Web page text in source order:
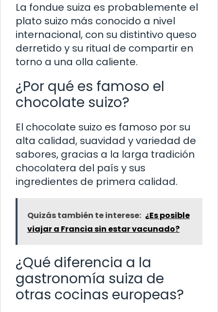
La fondue suiza es probablemente el
plato suizo más conocido a nivel
internacional, con su distintivo queso
derretido y su ritual de compartir en
torno a una olla caliente.
¿Por qué es famoso el
chocolate suizo?
El chocolate suizo es famoso por su
alta calidad, suavidad y variedad de
sabores, gracias a la larga tradición
chocolatera del país y sus
ingredientes de primera calidad.
Quizás también te interese: ¿Es posible
viajar a Francia sin estar vacunado?
¿Qué diferencia a la
gastronomía suiza de
otras cocinas europeas?